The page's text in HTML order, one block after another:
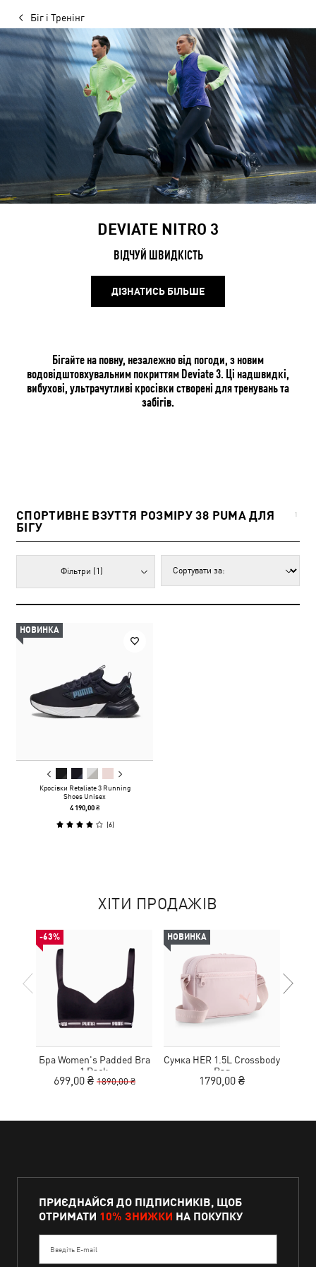
Біг і Тренінг
DEVIATE NITRO 3
ВІДЧУЙ ШВИДКІСТЬ
ДІЗНАТИСЬ БІЛЬШЕ
Бігайте на повну, незалежно від погоди, з новим
водовідштовхувальним покриттям Deviate 3. Ці надшвидкі,
вибухові, ультрачутливі кросівки створені для тренувань та
забігів.
СПОРТИВНЕ ВЗУТТЯ РОЗМІРУ 38 PUMA ДЛЯ
БІГУ
1
Фільтри (1)
НОВИНКА
Кросівки Retaliate 3 Running
Shoes Unisex
4 190,00 ₴
(6)
ХІТИ ПРОДАЖІВ
-63%
Бра Women's Padded Bra
1 Pack
699,00 ₴ 1890,00 ₴
НОВИНКА
Сумка HER 1.5L Crossbody
Bag
1790,00 ₴
ПРИЄДНАЙСЯ ДО ПІДПИСНИКІВ, ЩОБ
ОТРИМАТИ 10% ЗНИЖКИ НА ПОКУПКУ
Введіть E-mail